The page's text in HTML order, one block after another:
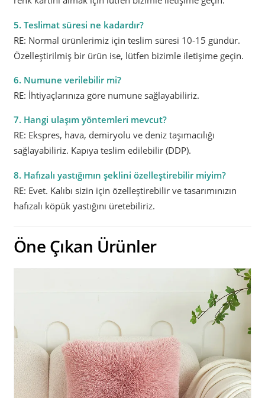
5. Teslimat süresi ne kadardır?
RE: Normal ürünlerimiz için teslim süresi 10-15 gündür.
Özelleştirilmiş bir ürün ise, lütfen bizimle iletişime geçin.
6. Numune verilebilir mi?
RE: İhtiyaçlarınıza göre numune sağlayabiliriz.
7. Hangi ulaşım yöntemleri mevcut?
RE: Ekspres, hava, demiryolu ve deniz taşımacılığı
sağlayabiliriz. Kapıya teslim edilebilir (DDP).
8. Hafızalı yastığımın şeklini özelleştirebilir miyim?
RE: Evet. Kalıbı sizin için özelleştirebilir ve tasarımınızın
hafızalı köpük yastığını üretebiliriz.
Öne Çıkan Ürünler